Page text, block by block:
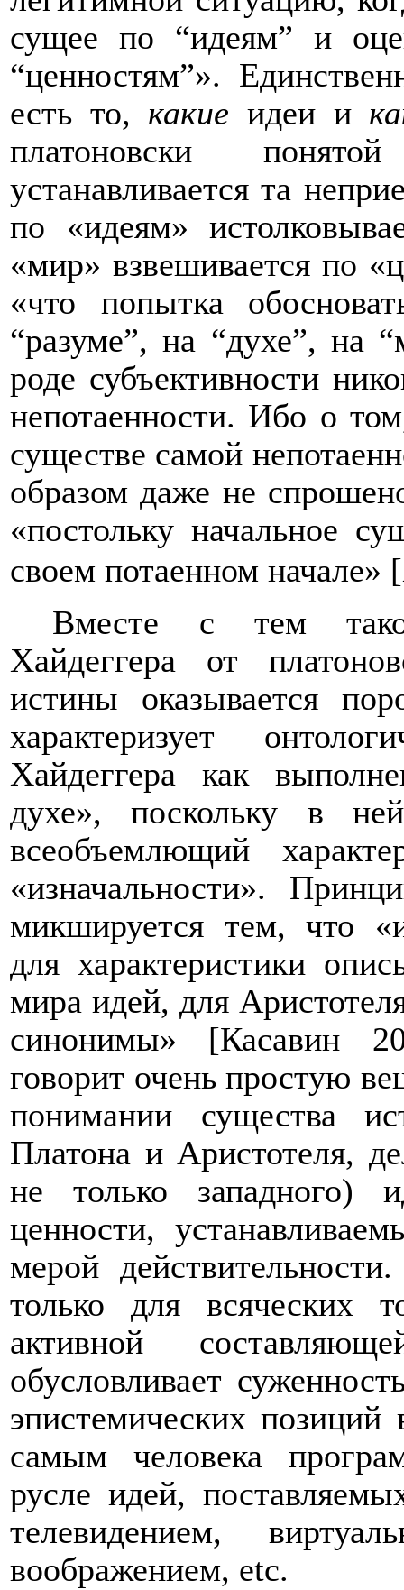
сущее по “идеям” и
“ценностям”».
есть то, какие идеи и
платоновски
устанавливается та
по «идеям»
«мир» взвешивается по
«что попытка
“разуме”, на “духе”, на
роде субъективности
непотаенности. Ибо о
существе самой
образом даже не
«постольку начальное
своем потаенном начале»
Вместе с тем
Хайдеггера от
истины оказывается
характеризует
Хайдеггера как
духе», поскольку в
всеобъемлющий
«изначальности».
микшируется тем, что
для характеристики
мира идей, для
синонимы» [Касавин
говорит очень простую
понимании существа
Платона и Аристотеля,
не только западного)
ценности,
мерой
только для всяческих
активной
обусловливает
эпистемических
самым человека
русле идей,
телевидением,
воображением, etc.